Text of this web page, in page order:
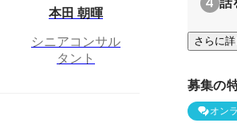
本田 朝暉
シニアコンサル
タント
さらに詳
募集の
オン